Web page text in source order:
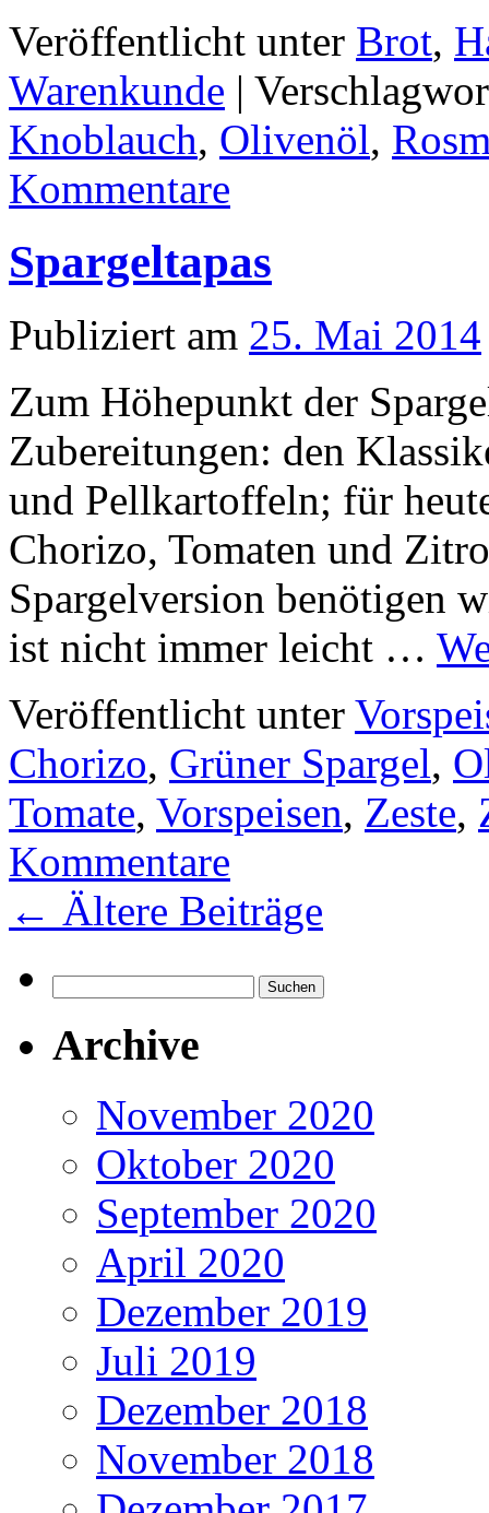
Veröffentlicht unter Brot,
Warenkunde |
Knoblauch, Olivenöl,
Kommentare
Spargeltapas
Publiziert am 25. Mai 2014
Zum Höhepunkt der
Zubereitungen: den
und Pellkartoffeln; für
Chorizo, Tomaten und
Spargelversion benötigen
ist nicht immer leicht …
Veröffentlicht unter
Chorizo, Grüner Spargel,
Tomate, Vorspeisen, Zeste,
Kommentare
← Ältere Beiträge
nach:
Archive
November 2020
Oktober 2020
September 2020
April 2020
Dezember 2019
Juli 2019
Dezember 2018
November 2018